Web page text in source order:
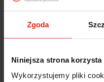
Zgoda
Niniejsza strona
Wykorzystujemy pliki